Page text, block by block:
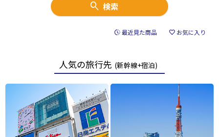
検索
最近見た商品 お気に入り
人気の旅行先 (新幹線+宿泊)